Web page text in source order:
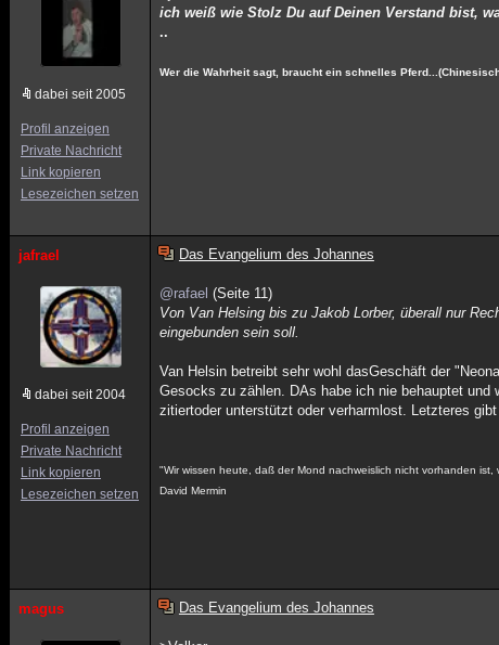
dabei seit 2005
Profil anzeigen
Private Nachricht
Link kopieren
Lesezeichen setzen
ich weiß wie Stolz Du auf Deinen Verstand bist,
..
Wer die Wahrheit sagt, braucht ein schnelles
jafrael
dabei seit 2004
Profil anzeigen
Private Nachricht
Link kopieren
Lesezeichen setzen
Das Evangelium des Johannes
@rafael (Seite 11)
Von Van Helsing bis zu Jakob Lorber, überall nur
eingebunden sein soll.
Van Helsin betreibt sehr wohl dasGeschäft der
Gesocks zu zählen. DAs habe ich nie behauptet und
zitiertoder unterstützt oder verharmlost. Letzteres
"Wir wissen heute, daß der Mond nachweislich nicht vorhanden ist,
David Mermin
magus Das Evangelium des Johannes